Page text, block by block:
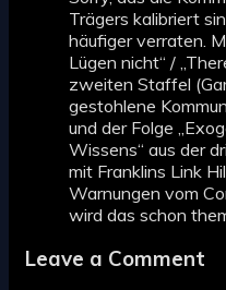
Trägers kalibriert
häufiger verraten.
Lügen nicht“ /
zweiten Staffel
gestohlene
und der Folge
Wissens“ aus der
mit Franklins Link
Warnungen vom
wird das schon
Leave a Comment